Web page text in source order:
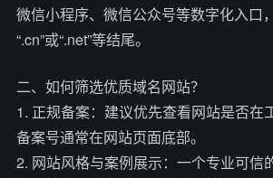
微信小程序、微信公众号等数字化入口，
“.cn”或“.net”等结尾。
二、如何筛选优质域名网站？
1. 正规备案：建议优先查看网站是否在
备案号通常在网站页面底部。
2. 网站风格与案例展示：一个专业可信